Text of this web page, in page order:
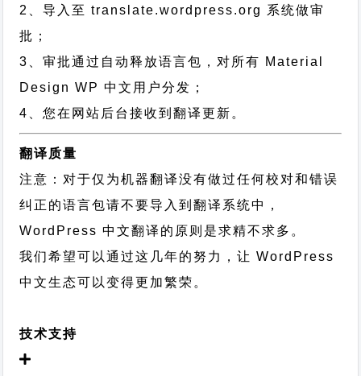
2、导入至 translate.wordpress.org 系统做审
批；
3、审批通过自动释放语言包，对所有 Material
Design WP 中文用户分发；
4、您在网站后台接收到翻译更新。
翻译质量
注意：对于仅为机器翻译没有做过任何校对和错误
纠正的语言包请不要导入到翻译系统中，
WordPress 中文翻译的原则 是求精不求多。
我们希望可以通过这几年的努力，让 WordPress
中文生态可以变得更加繁荣。
技术支持